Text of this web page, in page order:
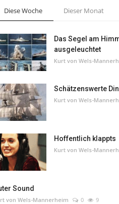
Diese Woche Dieser Monat
Das Segel am
ausgeleuchtet
Kurt von Wels-
Schätzenswerte
Kurt von Wels-
Hoffentlich klappts
Kurt von Wels-
Sound
von Wels-Mannerheim 0 9